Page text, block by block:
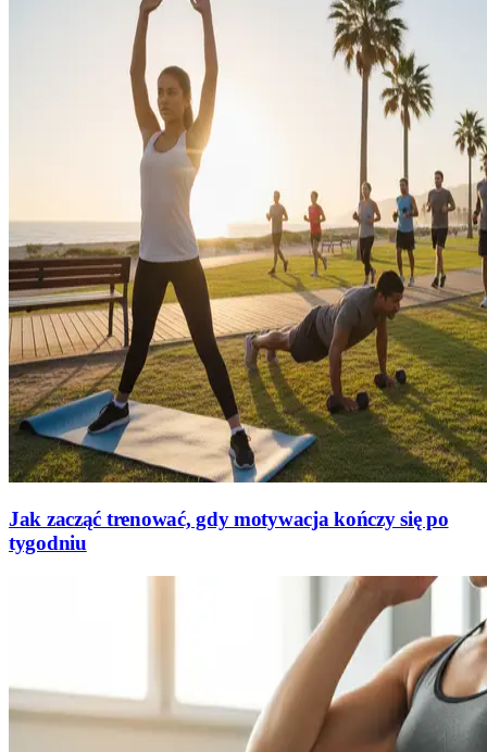
Jak zacząć trenować, gdy motywacja kończy się po
tygodniu